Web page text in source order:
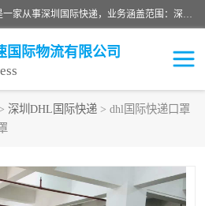
深圳市鑫飞速国际物流有限公司是一家从事深圳国际快递，业务涵盖范围：深圳DHL国际快递、深圳国际快递公司、深圳国际物流公司、深圳国际快递、深圳DHL国际快递电话可拨打全国服务热线：15019287411。欢迎各位亲来人来电到我司洽谈合作。
国际物流有限公司
> 深圳DHL国际快递 > dhl国际快递口罩
巴西快递